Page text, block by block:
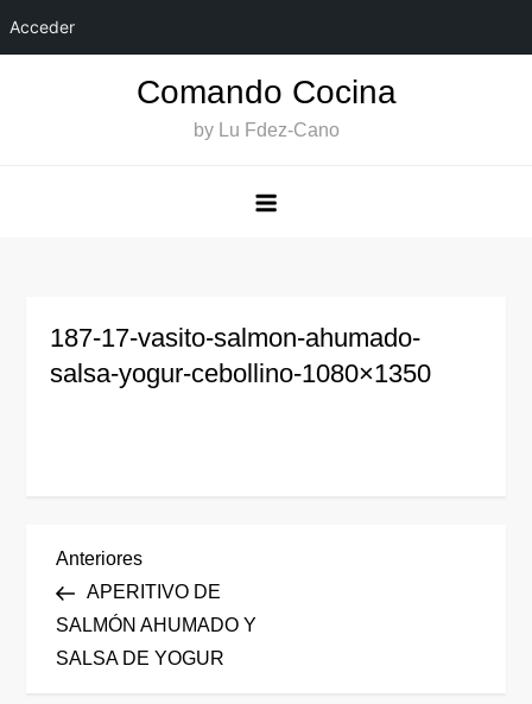
Acceder
Comando Cocina
by Lu Fdez-Cano
187-17-vasito-salmon-ahumado-
salsa-yogur-cebollino-1080×1350
N
a
v
Entrada
anterior
Anteriores
APERITIVO DE
SALMÓN AHUMADO Y
SALSA DE YOGUR